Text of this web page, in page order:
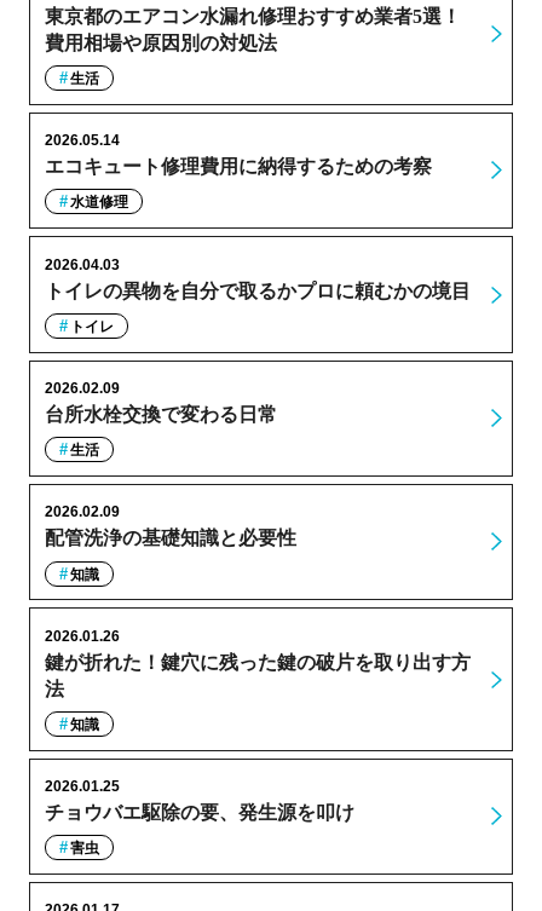
東京都のエアコン水漏れ修理おすすめ業者5選！
費用相場や原因別の対処法
生活
エコキュート修理費用に納得するための考察
2026.05.14
水道修理
トイレの異物を自分で取るかプロに頼むかの境目
2026.04.03
トイレ
台所水栓交換で変わる日常
2026.02.09
生活
配管洗浄の基礎知識と必要性
2026.02.09
知識
鍵が折れた！鍵穴に残った鍵の破片を取り出す方
法
2026.01.26
知識
チョウバエ駆除の要、発生源を叩け
2026.01.25
害虫